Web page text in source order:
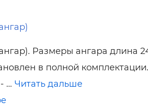
Размеры ангара длина
в полной комплектации.
… Читать дальше